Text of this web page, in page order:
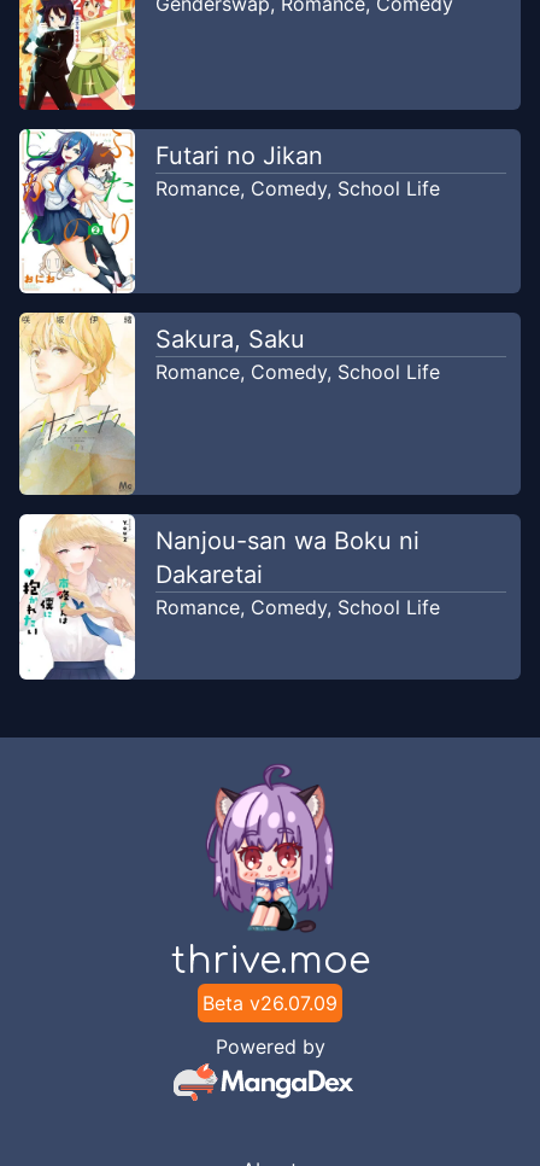
Futari no Jikan
Romance, Comedy, School Life
Sakura, Saku
Romance, Comedy, School Life
Nanjou-san wa Boku ni
Dakaretai
Romance, Comedy, School Life
thrive.moe
Beta v26.07.09
Powered by